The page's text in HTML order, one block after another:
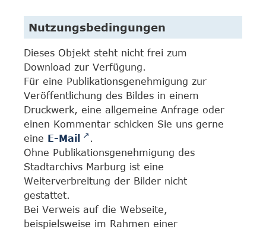
Nutzungsbedingungen
Dieses Objekt steht nicht frei zum
Download zur Verfügung.
Für eine Publikationsgenehmigung zur
Veröffentlichung des Bildes in einem
Druckwerk, eine allgemeine Anfrage oder
einen Kommentar schicken Sie uns gerne
eine E-Mail
.
Ohne Publikationsgenehmigung des
Stadtarchivs Marburg ist eine
Weiterverbreitung der Bilder nicht
gestattet.
Bei Verweis auf die Webseite,
beispielsweise im Rahmen einer